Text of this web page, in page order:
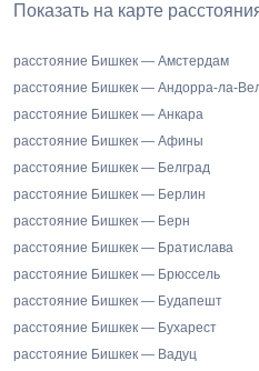
Показать на карте
расстояние Бишкек — Амстердам
расстояние Бишкек — Андорра-ла-
расстояние Бишкек — Анкара
расстояние Бишкек — Афины
расстояние Бишкек — Белград
расстояние Бишкек — Берлин
расстояние Бишкек — Берн
расстояние Бишкек — Братислава
расстояние Бишкек — Брюссель
расстояние Бишкек — Будапешт
расстояние Бишкек — Бухарест
расстояние Бишкек — Вадуц